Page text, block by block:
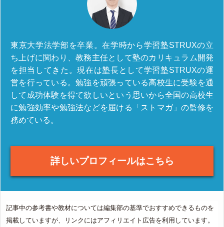
東京大学法学部を卒業。在学時から学習塾STRUXの立
ち上げに関わり、教務主任として塾のカリキュラム開発
を担当してきた。現在は塾長として学習塾STRUXの運
営を行っている。勉強を頑張っている高校生に受験を通
して成功体験を得て欲しいという思いから全国の高校生
に勉強効率や勉強法などを届ける「ストマガ」の監修を
務めている。
詳しいプロフィールはこちら
記事中の参考書や教材については編集部の基準でおすすめできるものを
掲載していますが、リンクにはアフィリエイト広告を利用しています。